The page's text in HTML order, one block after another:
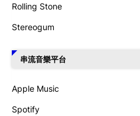
Rolling Stone
Stereogum
串流音樂平台
Apple Music
Spotify